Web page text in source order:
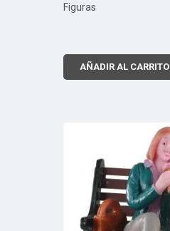
Figuras
AÑADIR AL CARRITO